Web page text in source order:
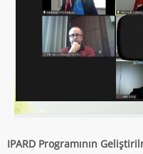
IPARD Programının